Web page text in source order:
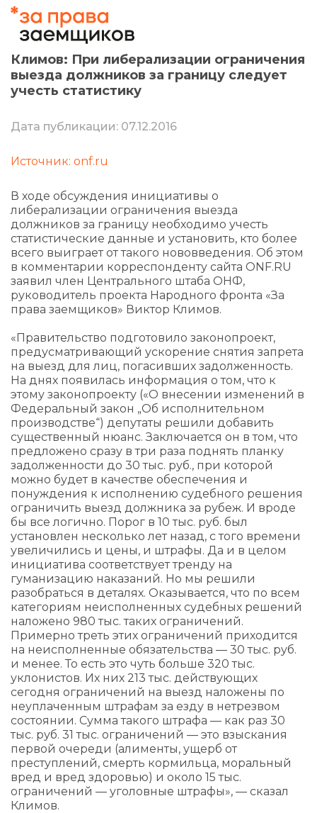
Климов: При либерализации ограничения
выезда должников за границу следует
учесть статистику
Дата публикации: 07.12.2016
Источник: onf.ru
В ходе обсуждения инициативы о
либерализации ограничения выезда
должников за границу необходимо учесть
статистические данные и установить, кто более
всего выиграет от такого нововведения. Об этом
в комментарии корреспонденту сайта ONF.RU
заявил член Центрального штаба ОНФ,
руководитель проекта Народного фронта «За
права заемщиков» Виктор Климов.
«Правительство подготовило законопроект,
предусматривающий ускорение снятия запрета
на выезд для лиц, погасивших задолженность.
На днях появилась информация о том, что к
этому законопроекту («О внесении изменений в
Федеральный закон „Об исполнительном
производстве“) депутаты решили добавить
существенный нюанс. Заключается он в том, что
предложено сразу в три раза поднять планку
задолженности до 30 тыс. руб., при которой
можно будет в качестве обеспечения и
понуждения к исполнению судебного решения
ограничить выезд должника за рубеж. И вроде
бы все логично. Порог в 10 тыс. руб. был
установлен несколько лет назад, с того времени
увеличились и цены, и штрафы. Да и в целом
инициатива соответствует тренду на
гуманизацию наказаний. Но мы решили
разобраться в деталях. Оказывается, что по всем
категориям неисполненных судебных решений
наложено 980 тыс. таких ограничений.
Примерно треть этих ограничений приходится
на неисполненные обязательства — 30 тыс. руб.
и менее. То есть это чуть больше 320 тыс.
уклонистов. Их них 213 тыс. действующих
сегодня ограничений на выезд наложены по
неуплаченным штрафам за езду в нетрезвом
состоянии. Сумма такого штрафа — как раз 30
тыс. руб. 31 тыс. ограничений — это взыскания
первой очереди (алименты, ущерб от
преступлений, смерть кормильца, моральный
вред и вред здоровью) и около 15 тыс.
ограничений — уголовные штрафы», — сказал
Климов.